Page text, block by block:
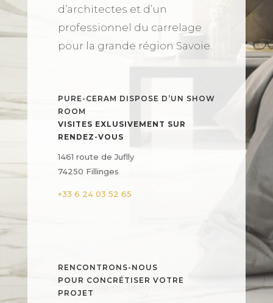
d’architectes et d’un
professionnel du carrelage
pour la grande région Savoie.
PURE-CERAM DISPOSE D’UN SHOW
ROOM
VISITES EXLUSIVEMENT SUR
RENDEZ-VOUS
1461 route de Juflly
74250 Fillinges
+33 6 24 03 52 65
RENCONTRONS-NOUS
POUR CONCRÉTISER VOTRE
PROJET